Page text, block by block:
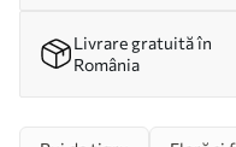
Livrare gratuită în
România